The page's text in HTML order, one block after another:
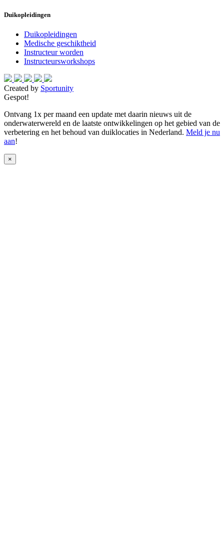
Duikopleidingen
Duikopleidingen
Medische geschiktheid
Instructeur worden
Instructeursworkshops
Created by Sportunity
Gespot!
Ontvang 1x per maand een update met daarin nieuws uit de
onderwaterwereld en de laatste ontwikkelingen op het gebied van de
verbetering en het behoud van duiklocaties in Nederland. Meld je nu
aan!
×